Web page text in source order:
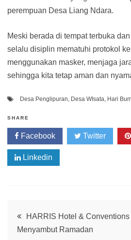
perempuan Desa Liang Ndara.
Meski berada di tempat terbuka
selalu disiplin mematuhi protokol
menggunakan masker, menjaga
sehingga kita tetap aman dan
Desa Penglipuran, Desa WIsata, Hari
SHARE
Facebook Twitter
Linkedin
PostHARRIS Hotel &
Menyambut Ramadan